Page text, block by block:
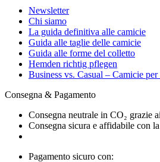
Newsletter
Chi siamo
La guida definitiva alle camicie
Guida alle taglie delle camicie
Guida alle forme del colletto
Hemden richtig pflegen
Business vs. Casual – Camicie
Consegna & Pagamento
Consegna neutrale in CO₂ grazie
Consegna sicura e affidabile con
Pagamento sicuro con: